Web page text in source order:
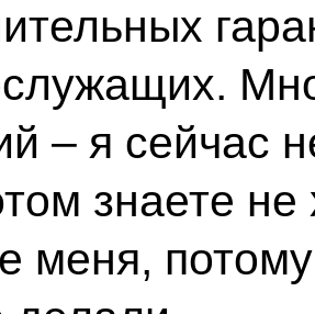
– я сейчас
знаете
меня,